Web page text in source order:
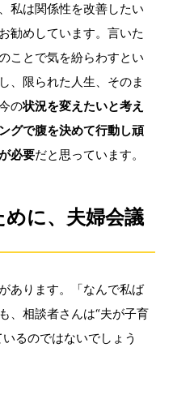
私は関係性を改善したい
勧めしています。言いた
ことで気を紛らわすとい
、限られた人生、そのま
の状況を変えたいと考え
グで腹を決めて行動し頑
必要だと思っています。
に、夫婦会議
あります。「なんで私ば
、相談者さんは“夫が子育
るのではないでしょう